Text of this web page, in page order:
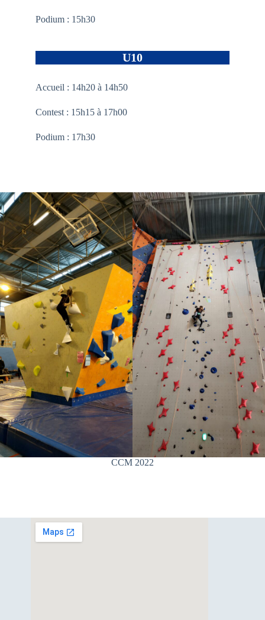
Podium : 15h30
U10
Accueil : 14h20 à 14h50
Contest : 15h15 à 17h00
Podium : 17h30
CCM 2022